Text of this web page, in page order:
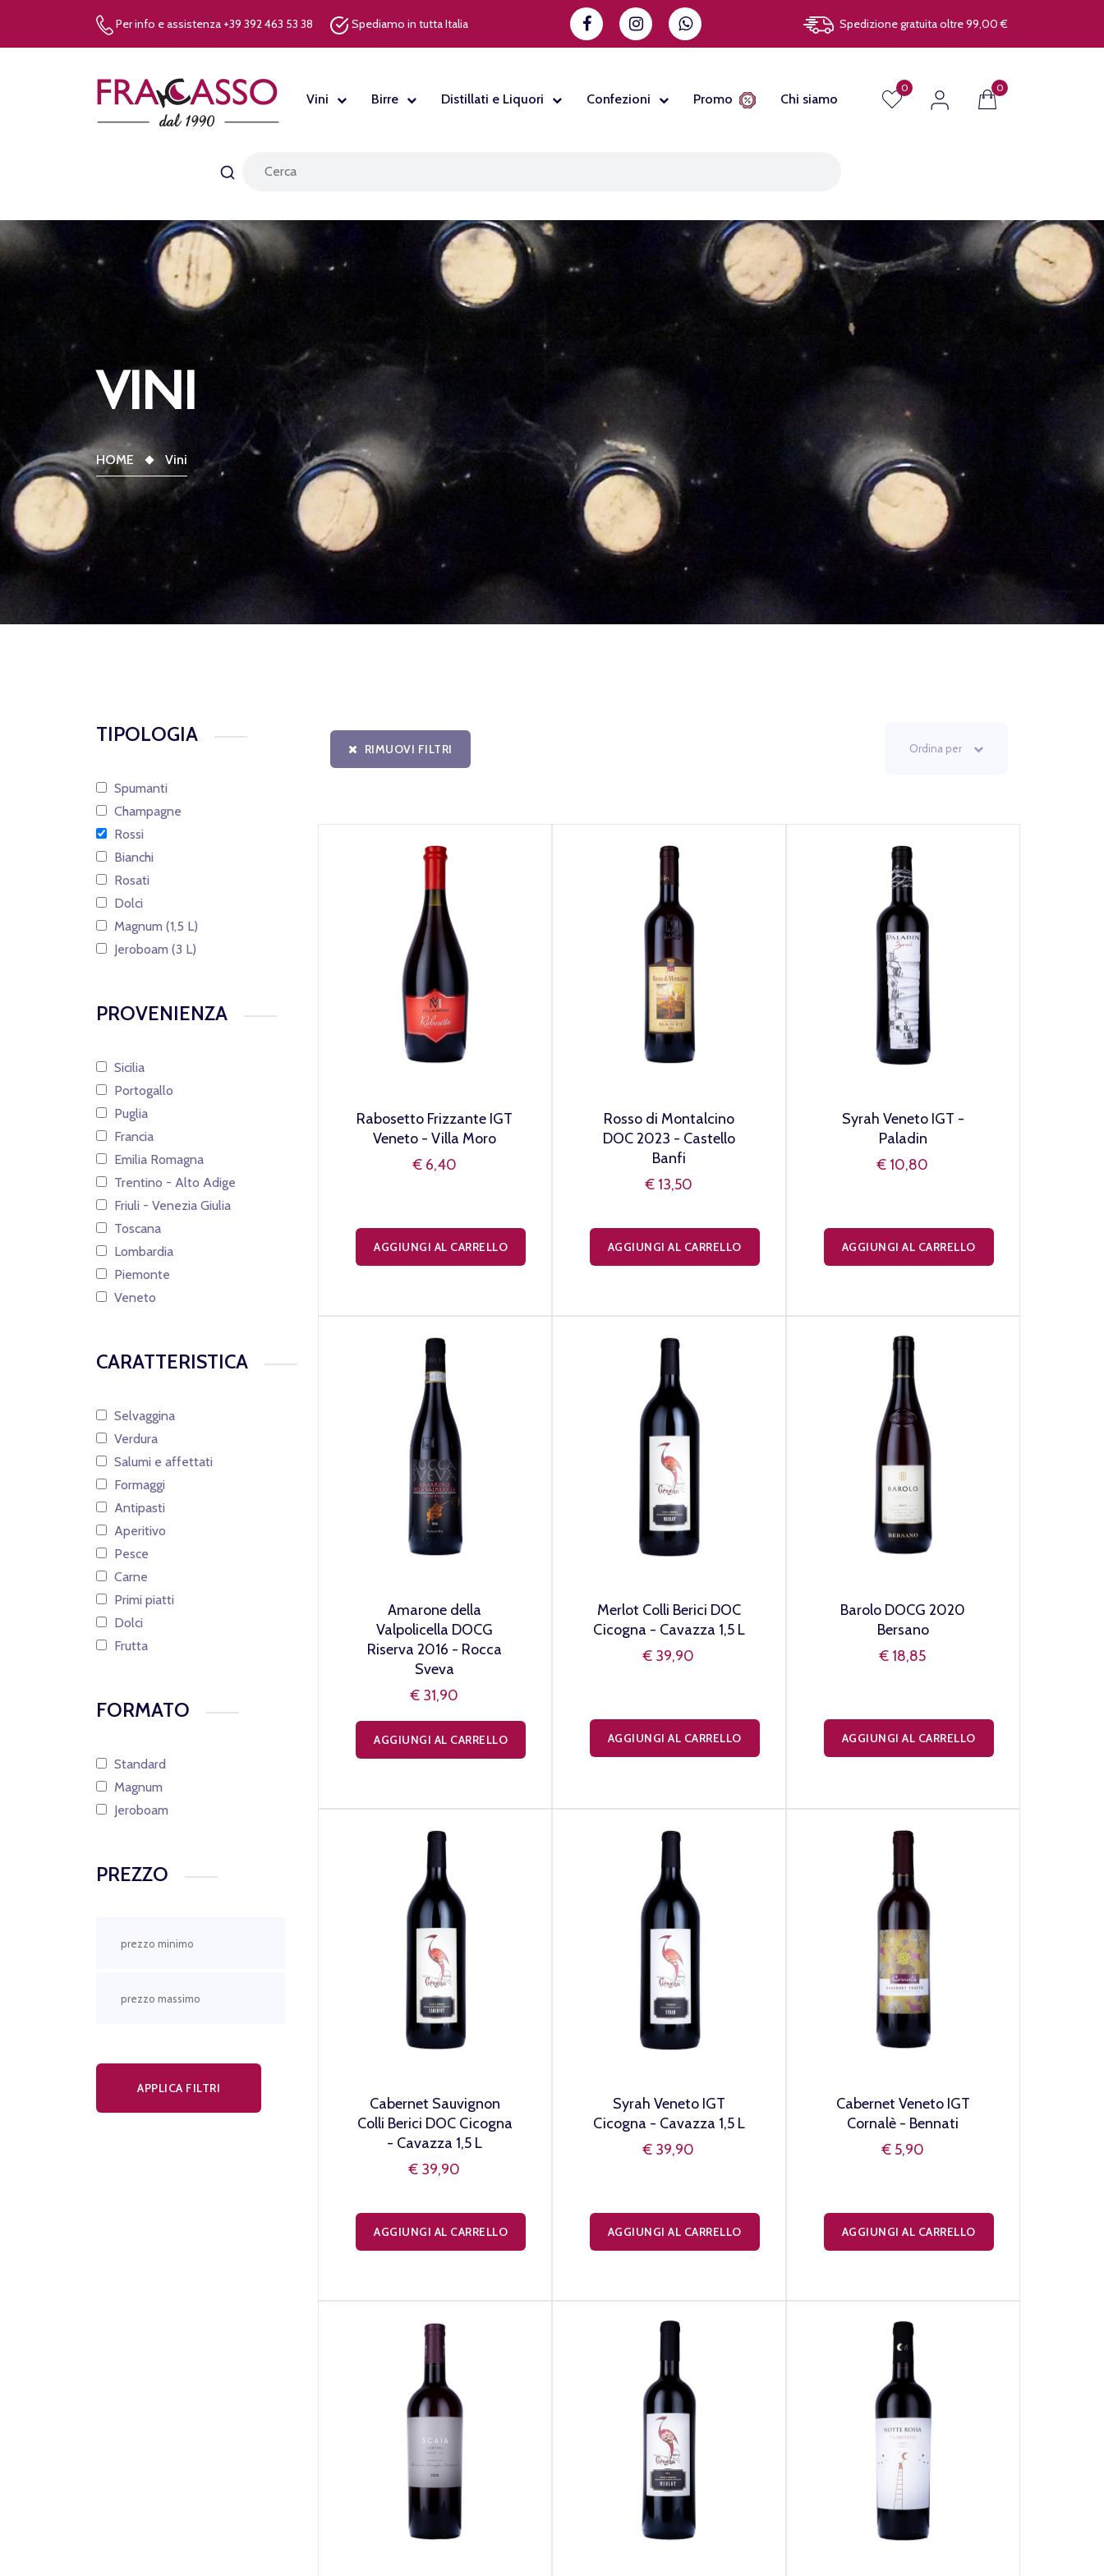
Per info e assistenza +39 392 463 53 38 Spediamo in tutta Italia Spedizione gratuita oltre 99,00 €
Vini Birre Distillati e Liquori Confezioni Promo Chi siamo
0 0
VINI
HOME Vini
TIPOLOGIA
Spumanti
Champagne
Rossi
Bianchi
Rosati
Dolci
Magnum (1,5 L)
Jeroboam (3 L)
PROVENIENZA
Sicilia
Portogallo
Puglia
Francia
Emilia Romagna
Trentino - Alto Adige
Friuli - Venezia Giulia
Toscana
Lombardia
Piemonte
Veneto
CARATTERISTICA
Selvaggina
Verdura
Salumi e affettati
Formaggi
Antipasti
Aperitivo
Pesce
Carne
Primi piatti
Dolci
Frutta
FORMATO
Standard
Magnum
Jeroboam
PREZZO
APPLICA FILTRI
RIMUOVI FILTRI
Rabosetto Frizzante IGT
Veneto - Villa Moro
€ 6,40
AGGIUNGI AL CARRELLO
Rosso di Montalcino
DOC 2023 - Castello
Banfi
€ 13,50
AGGIUNGI AL CARRELLO
Syrah Veneto IGT -
Paladin
€ 10,80
AGGIUNGI AL CARRELLO
Amarone della
Valpolicella DOCG
Riserva 2016 - Rocca
Sveva
€ 31,90
AGGIUNGI AL CARRELLO
Merlot Colli Berici DOC
Cicogna - Cavazza 1,5 L
€ 39,90
AGGIUNGI AL CARRELLO
Barolo DOCG 2020
Bersano
€ 18,85
AGGIUNGI AL CARRELLO
Cabernet Sauvignon
Colli Berici DOC Cicogna
- Cavazza 1,5 L
€ 39,90
AGGIUNGI AL CARRELLO
Syrah Veneto IGT
Cicogna - Cavazza 1,5 L
€ 39,90
AGGIUNGI AL CARRELLO
Cabernet Veneto IGT
Cornalè - Bennati
€ 5,90
AGGIUNGI AL CARRELLO